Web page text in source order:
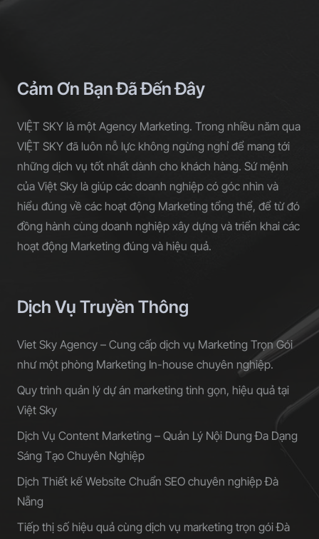
Cảm Ơn Bạn Đã Đến Đây
VIỆT SKY là một Agency Marketing. Trong nhiều năm qua
VIỆT SKY đã luôn nỗ lực không ngừng nghỉ để mang tới
những dịch vụ tốt nhất dành cho khách hàng. Sứ mệnh
của Việt Sky là giúp các doanh nghiệp có góc nhìn và
hiểu đúng về các hoạt động Marketing tổng thể, để từ đó
đồng hành cùng doanh nghiệp xây dựng và triển khai các
hoạt động Marketing đúng và hiệu quả.
Dịch Vụ Truyền Thông
Viet Sky Agency – Cung cấp dịch vụ Marketing Trọn Gói
như một phòng Marketing In-house chuyên nghiệp.
Quy trình quản lý dự án marketing tinh gọn, hiệu quả tại
Việt Sky
Dịch Vụ Content Marketing – Quản Lý Nội Dung Đa Dạng
Sáng Tạo Chuyên Nghiệp
Dịch Thiết kế Website Chuẩn SEO chuyên nghiệp Đà
Nẵng
Tiếp thị số hiệu quả cùng dịch vụ marketing trọn gói Đà